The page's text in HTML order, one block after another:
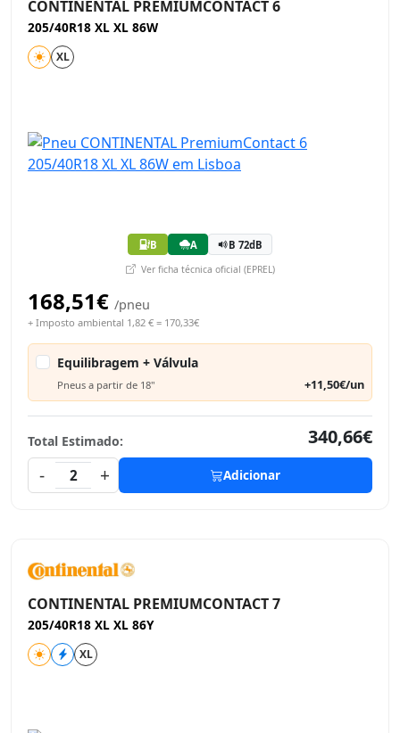
CONTINENTAL PREMIUMCONTACT 6
205/40R18 XL XL 86W
XL
B A B 72dB
Ver ficha técnica oficial (EPREL)
168,51€ /pneu
+ Imposto ambiental 1,82 € = 170,33€
Equilibragem + Válvula
Pneus a partir de 18" +11,50€/un
Total Estimado:
340,66€
-
2 + Adicionar
CONTINENTAL PREMIUMCONTACT 7
205/40R18 XL XL 86Y
XL